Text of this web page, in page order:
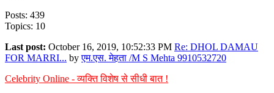
Posts: 439
Topics: 10
Last post: October 16, 2019, 10:52:33 PM Re: DHOL DAMAU
FOR MARRI... byएम.एस. मेहता /M S Mehta 9910532720
Celebrity Online - व्यक्ति विशेष से सीधी बात !